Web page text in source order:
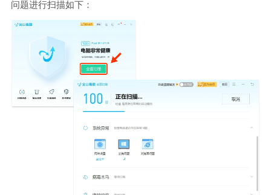
问题进行扫描如下：